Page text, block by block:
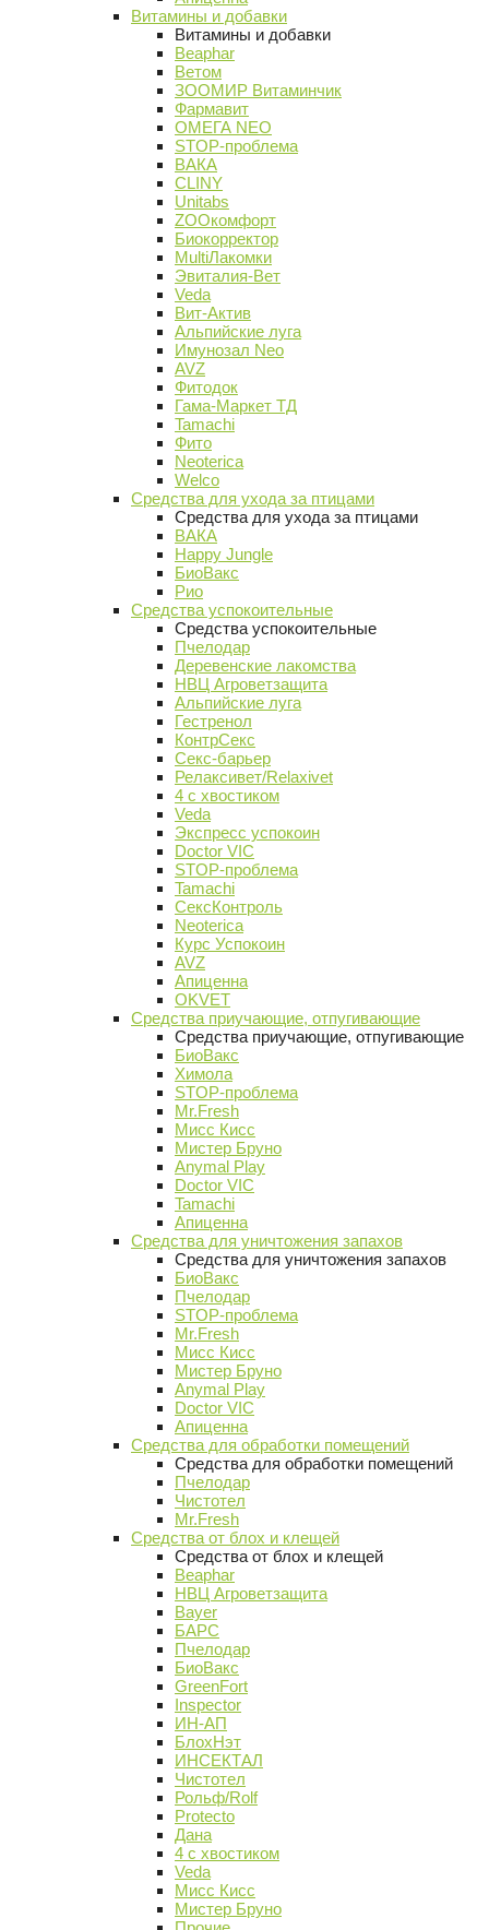
Витамины и добавки
Витамины и добавки
Beaphar
Ветом
ЗООМИР Витаминчик
Фармавит
ОМЕГА NEO
STOP-проблема
ВАКА
CLINY
Unitabs
ZOOкомфорт
Биокорректор
MultiЛакомки
Эвиталия-Вет
Veda
Вит-Актив
Альпийские луга
Имунозал Neo
AVZ
Фитодок
Гама-Маркет ТД
Tamachi
Фито
Neoterica
Welco
Средства для ухода за птицами
Средства для ухода за птицами
ВАКА
Happy Jungle
БиоВакс
Рио
Средства успокоительные
Средства успокоительные
Пчелодар
Деревенские лакомства
НВЦ Агроветзащита
Альпийские луга
Гестренол
КонтрСекс
Секс-барьер
Релаксивет/Relaxivet
4 с хвостиком
Veda
Экспресс успокоин
Doctor VIC
STOP-проблема
Tamachi
СексКонтроль
Neoterica
Курс Успокоин
AVZ
Апиценна
OKVET
Средства приучающие, отпугивающие
Средства приучающие, отпугивающие
БиоВакс
Химола
STOP-проблема
Mr.Fresh
Мисс Кисс
Мистер Бруно
Anymal Play
Doctor VIC
Tamachi
Апиценна
Средства для уничтожения запахов
Средства для уничтожения запахов
БиоВакс
Пчелодар
STOP-проблема
Mr.Fresh
Мисс Кисс
Мистер Бруно
Anymal Play
Doctor VIC
Апиценна
Средства для обработки помещений
Средства для обработки помещений
Пчелодар
Чистотел
Mr.Fresh
Средства от блох и клещей
Средства от блох и клещей
Beaphar
НВЦ Агроветзащита
Bayer
БАРС
Пчелодар
БиоВакс
GreenFort
Inspector
ИН-АП
БлохНэт
ИНСЕКТАЛ
Чистотел
Рольф/Rolf
Protecto
Дана
4 с хвостиком
Veda
Мисс Кисс
Мистер Бруно